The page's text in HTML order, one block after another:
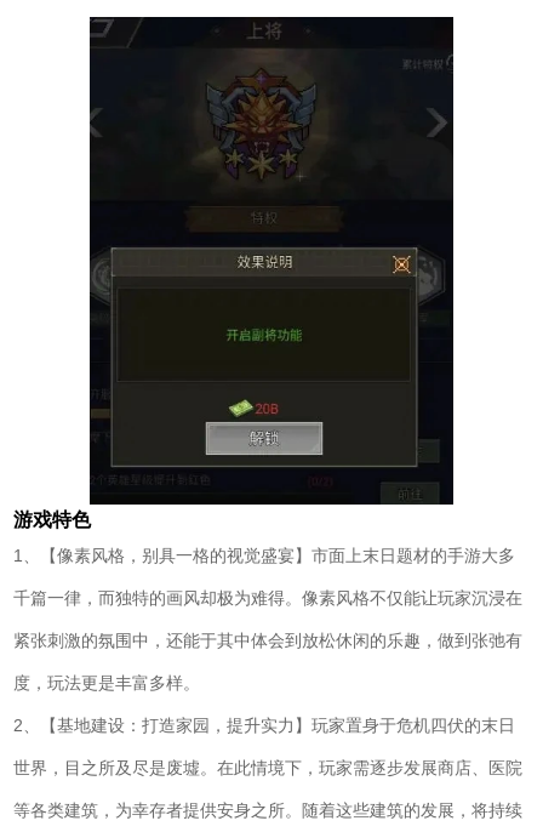
游戏特色
1、【像素风格，别具一格的视觉盛宴】市面上末日题材的手游大多
千篇一律，而独特的画风却极为难得。像素风格不仅能让玩家沉浸在
紧张刺激的氛围中，还能于其中体会到放松休闲的乐趣，做到张弛有
度，玩法更是丰富多样。
2、【基地建设：打造家园，提升实力】玩家置身于危机四伏的末日
世界，目之所及尽是废墟。在此情境下，玩家需逐步发展商店、医院
等各类建筑，为幸存者提供安身之所。随着这些建筑的发展，将持续